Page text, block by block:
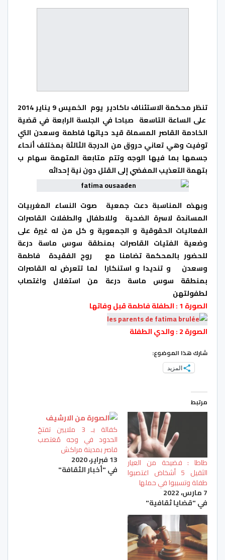
تنظر محكمة الاستئناف ىاكادير يوم الخميس 9 يناير 2014
على الساعة التاسعة صباحا في الجلسة الرابعة في قضية
الخادمة القاصر المسماة قيد حياتها فاطمة وسعدن التي
توفيت وهي تعاني حروق من الدرجة الثالثة بمختلف أنحاء
جسمها بما فيها الوجه وتتم متابعة المتهمة سهام ب
بتهمة التعذيب المفضي إلى القتل دون نية إحداثه
وبهذه المناسبة دعت جمعية صوت النساء المغربيات
المساندة لاسرة الضحية وللاطفال والطفلات القاصرات
الفعاليات الحقوقية و الجمعوية و كل من له غيرة على
وضعية الفتيات القاصرات بمنطقة سوس ماسة درعة
للحضور بالمحكمة تضامنا مع روح الفقيدة فاطمة
وسعدن و تنديدا و استنكارا لما تتعرض له القاصرات
بمنطقة سوس ماسة درعة من استغلال واغتصاب
لطفولتهن
الصورة 1 : الطفلة فاطمة قبل وفاتها
الصورة 2 : والدي الطفلة
شارك هذا الموضوع:
المزيد
مرتبط
طاطا : فضيحة من العيار
الثقيل 5 أشخاض اغتصبوا
طفلة وتسببوا في حملها
7 مارس، 2022
في "قضايا ثقافية"
كفالة بـ 3 ملايين تفتحُ
الحدود في وجه مُغتصب
قاصر بمدينة مراكش
13 فبراير، 2020
في "أخبار الثقافة"